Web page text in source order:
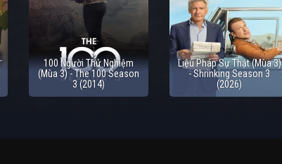
100 Người Thử Nghiệm
(Mùa 3) - The 100 Season
3 (2014)
Liệu Pháp Sự Thật (Mùa 3)
- Shrinking Season 3
(2026)